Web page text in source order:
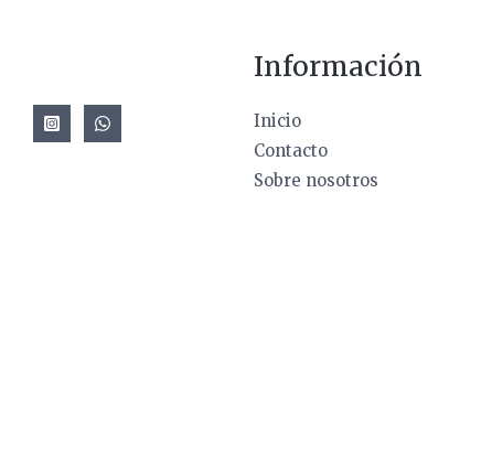
Información
Inicio
Contacto
Sobre nosotros